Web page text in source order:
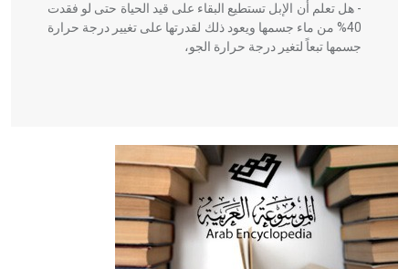
- هل تعلم أن الإبل تستطيع البقاء على قيد الحياة حتى لو فقدت
40% من ماء جسمها ويعود ذلك لقدرتها على تغيير درجة حرارة
جسمها تبعاً لتغير درجة حرارة الجو،
- هل تعلم أن أبقراط كتب في الطب أربعة مؤلفات هي:
الحكم، الأدلة، تنظيم التغذية، ورسالته في جروح الرأس. ويعود
له الفضل بأنه حرر الطب من الدين والفلسفة.